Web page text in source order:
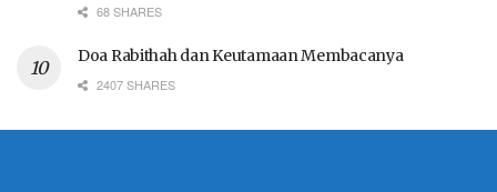
68 SHARES
Doa Rabithah dan Keutamaan Membacanya
2407 SHARES